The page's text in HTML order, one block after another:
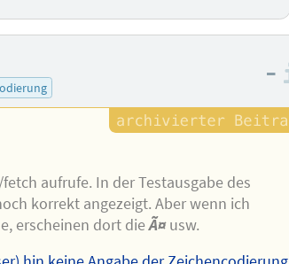
–
aufrufe. In der Testausgabe des
korrekt angezeigt. Aber wenn ich
erscheinen dort dieÃ¤usw.